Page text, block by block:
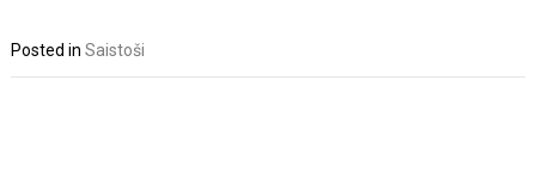
Posted inSaistoši